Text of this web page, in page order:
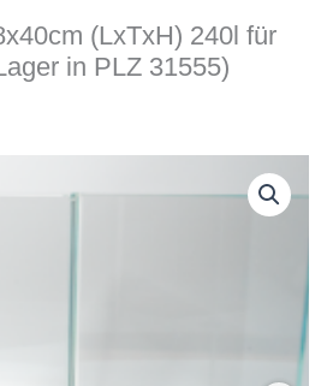
(LxTxH) 240l für
in PLZ 31555)